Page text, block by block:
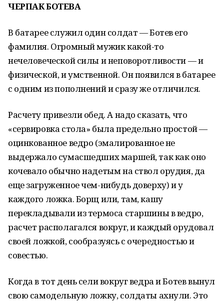
ЧЕРПАК БОТЕВА
В батарее служил один солдат — Ботев его
фамилия. Огромный мужик какой-то
нечеловеческой силы и неповоротливости — и
физической, и умственной. Он появился в батарее
с одним из пополнений и сразу же отличился.
Расчету привезли обед. А надо сказать, что
«сервировка стола» была предельно простой —
оцинкованное ведро (эмалированное не
выдержало сумасшедших маршей, так как оно
кочевало обычно надетым на ствол орудия, да
еще загруженное чем-нибудь доверху) и у
каждого ложка. Борщ или, там, кашу
перекладывали из термоса старшины в ведро,
расчет располагался вокруг, и каждый орудовал
своей ложкой, сообразуясь с очередностью и
совестью.
Когда в тот день сели вокруг ведра и Ботев вынул
свою самодельную ложку, солдаты ахнули. Это